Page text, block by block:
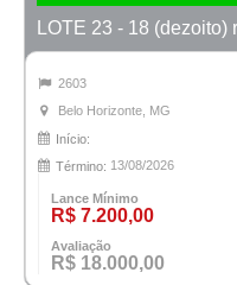
2603
Belo Horizonte, MG
Início:
Término: 13/08/2026
Lance Mínimo
R$ 7.200,00
Avaliação
R$ 18.000,00